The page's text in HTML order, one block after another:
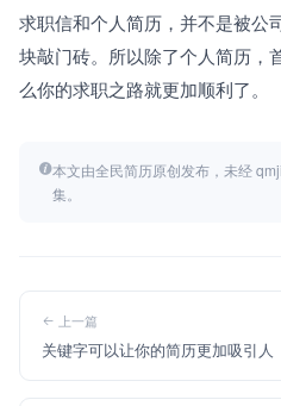
求职信和个人简历，并不是被公
块敲门砖。所以除了个人简历，
么你的求职之路就更加顺利了。
本文由全民简历原创发布，未经
集。
上一篇
关键字可以让你的简历更加吸引人